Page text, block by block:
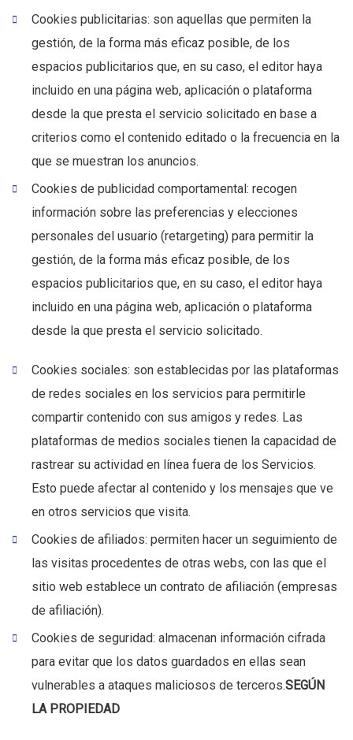
Cookies publicitarias: son aquellas que permiten la
gestión, de la forma más eficaz posible, de los
espacios publicitarios que, en su caso, el editor haya
incluido en una página web, aplicación o plataforma
desde la que presta el servicio solicitado en base a
criterios como el contenido editado o la frecuencia en la
que se muestran los anuncios.
Cookies de publicidad comportamental: recogen
información sobre las preferencias y elecciones
personales del usuario (retargeting) para permitir la
gestión, de la forma más eficaz posible, de los
espacios publicitarios que, en su caso, el editor haya
incluido en una página web, aplicación o plataforma
desde la que presta el servicio solicitado.
Cookies sociales: son establecidas por las plataformas
de redes sociales en los servicios para permitirle
compartir contenido con sus amigos y redes. Las
plataformas de medios sociales tienen la capacidad de
rastrear su actividad en línea fuera de los Servicios.
Esto puede afectar al contenido y los mensajes que ve
en otros servicios que visita.
Cookies de afiliados: permiten hacer un seguimiento de
las visitas procedentes de otras webs, con las que el
sitio web establece un contrato de afiliación (empresas
de afiliación).
Cookies de seguridad: almacenan información cifrada
para evitar que los datos guardados en ellas sean
vulnerables a ataques maliciosos de terceros.SEGÚN
LA PROPIEDAD